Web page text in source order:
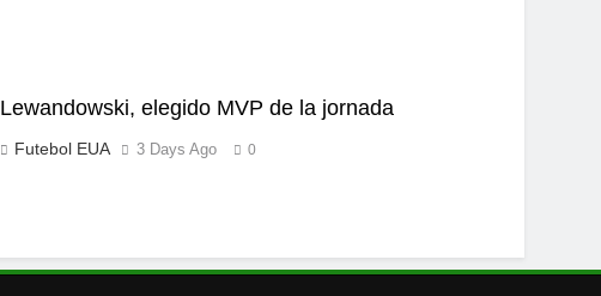
Lewandowski, elegido MVP de la jornada
Futebol EUA 3 Days Ago 0